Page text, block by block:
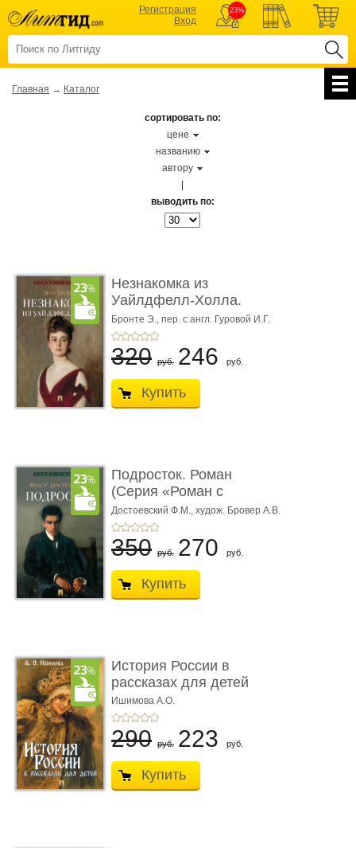
Регистрация
Вход
23%
Главная → Каталог
сортировать по:
цене
названию
автору
выводить по:
Незнакомка из
Уайлдфелл-Холла.
Роман (Серия «Р� ...
Бронте Э., пер. с англ. Гуровой И.Г.
320 руб. 246 руб.
Купить
Подросток. Роман
(Серия «Роман с
книгой»)
Достоевский Ф.М., худож. Бровер А.В.
350 руб. 270 руб.
Купить
История России в
рассказах для детей
Ишимова А.О.
290 руб. 223 руб.
Купить